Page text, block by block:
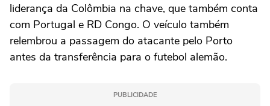
liderança da Colômbia na chave, que também conta
com Portugal e RD Congo. O veículo também
relembrou a passagem do atacante pelo Porto
antes da transferência para o futebol alemão.
PUBLICIDADE